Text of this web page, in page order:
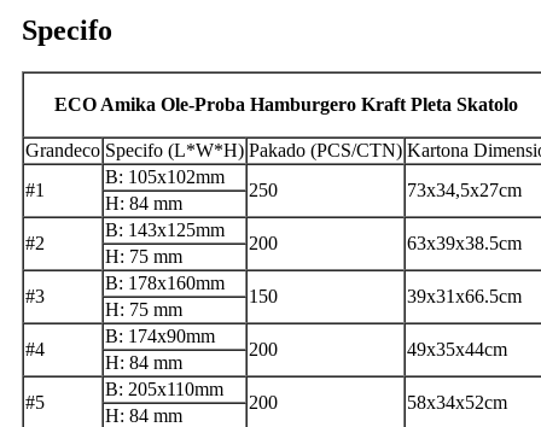
Specifo
ECO Amika Ole-Proba Hamburgero Kraft Pleta Skatolo
Grandeco Specifo (L*W*H) Pakado (PCS/CTN) Kartona
#1
B: 105x102mm
250 73x34,5x27cm
H: 84 mm
#2
B: 143x125mm
200 63x39x38.5cm
H: 75 mm
#3
B: 178x160mm
150 39x31x66.5cm
H: 75 mm
#4
B: 174x90mm
200 49x35x44cm
H: 84 mm
#5
B: 205x110mm
200 58x34x52cm
H: 84 mm